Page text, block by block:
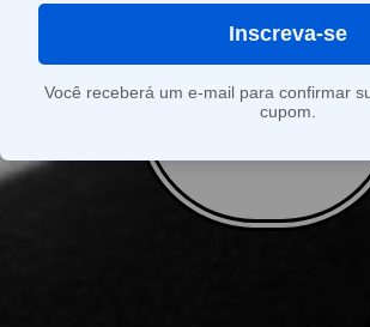
Inscreva-se
Você receberá um e-mail para confirmar
cupom.